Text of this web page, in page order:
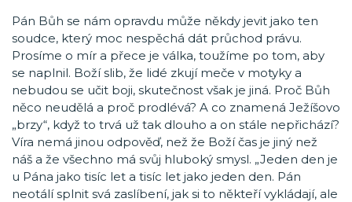
Pán Bůh se nám opravdu může někdy jevit jako ten
soudce, který moc nespěchá dát průchod právu.
Prosíme o mír a přece je válka, toužíme po tom, aby
se naplnil. Boží slib, že lidé zkují meče v motyky a
nebudou se učit boji, skutečnost však je jiná. Proč Bůh
něco neudělá a proč prodlévá? A co znamená Ježíšovo
„brzy“, když to trvá už tak dlouho a on stále nepřichází?
Víra nemá jinou odpověď, než že Boží čas je jiný než
náš a že všechno má svůj hluboký smysl. „Jeden den je
u Pána jako tisíc let a tisíc let jako jeden den. Pán
neotálí splnit svá zaslíbení, jak si to někteří vykládají, ale